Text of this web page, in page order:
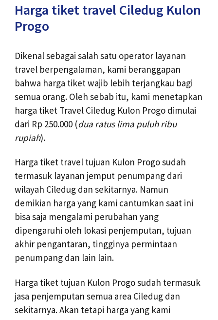
Harga tiket travel Ciledug Kulon
Progo
Dikenal sebagai salah satu operator layanan
travel berpengalaman, kami beranggapan
bahwa harga tiket wajib lebih terjangkau bagi
semua orang. Oleh sebab itu, kami menetapkan
harga tiket Travel Ciledug Kulon Progo dimulai
dari Rp 250.000 (dua ratus lima puluh ribu
rupiah).
Harga tiket travel tujuan Kulon Progo sudah
termasuk layanan jemput penumpang dari
wilayah Ciledug dan sekitarnya. Namun
demikian harga yang kami cantumkan saat ini
bisa saja mengalami perubahan yang
dipengaruhi oleh lokasi penjemputan, tujuan
akhir pengantaran, tingginya permintaan
penumpang dan lain lain.
Harga tiket tujuan Kulon Progo sudah termasuk
jasa penjemputan semua area Ciledug dan
sekitarnya. Akan tetapi harga yang kami